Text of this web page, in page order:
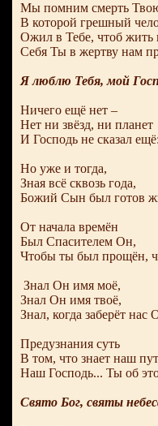
Мы помним смерть
В которой грешный
Ожил в Тебе, чтоб жить
Себя Ты в жертву нам
Я люблю Тебя, мой
Ничего ещё нет –
Нет ни звёзд, ни планет
И Господь не сказал
Но уже и тогда,
Зная всё сквозь года,
Божий Сын был готов
От начала времён
Был Спасителем Он,
Чтобы ты был прощён,
Знал Он имя моё,
Знал Он имя твоё,
Знал, когда заберёт
Предузнания суть
В том, что знает наш
Наш Господь... Ты об
Свято Бог, святы